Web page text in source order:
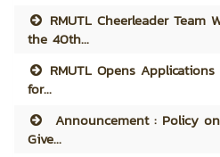
RMUTL Cheerleader Team
the 40th...
RMUTL Opens
for...
Announcement : Policy
Give...